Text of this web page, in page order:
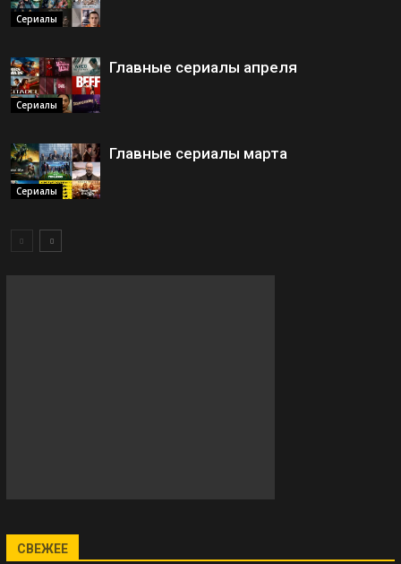
Сериалы
Сериалы
Главные сериалы апреля
Сериалы
Главные сериалы марта
СВЕЖЕЕ